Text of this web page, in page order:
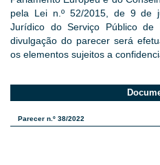
pela Lei n.º 52/2015, de 9 de
Jurídico do Serviço Público de
divulgação do parecer será
os elementos sujeitos a
Parecer n.º 38/2022